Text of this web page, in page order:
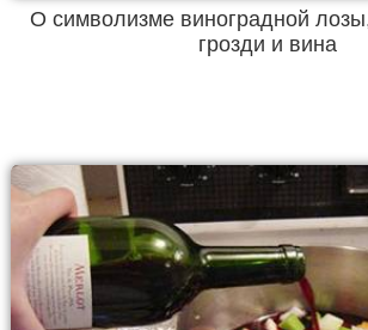
О символизме виноградной
грозди и вина